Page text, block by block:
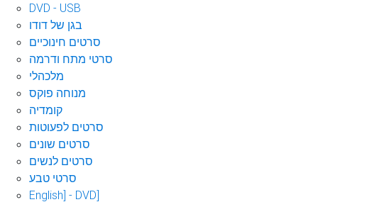
DVD - USB
בגן של דודו
סרטים חינוכיים
סרטי מתח ודרמה
מלכהלי
מנוחה פוקס
קומדיה
סרטים לפעוטות
סרטים שונים
סרטים לנשים
סרטי טבע
English] - DVD]